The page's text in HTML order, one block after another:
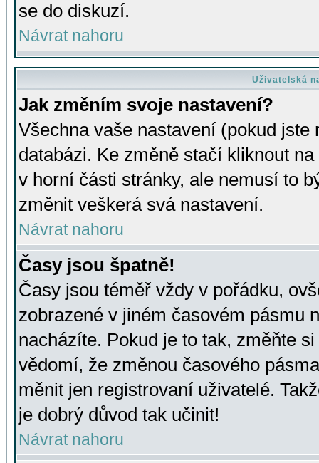
se do diskuzí.
Návrat nahoru
Uživatelská
Jak změním svoje nastavení?
Všechna vaše nastavení (pokud
databázi. Ke změně stačí kliknout
v horní části stránky, ale nemusí to
změnit veškerá svá nastavení.
Návrat nahoru
Časy jsou špatně!
Časy jsou téměř vždy v pořádku,
zobrazené v jiném časovém pásmu
nacházíte. Pokud je to tak, změňte
vědomí, že změnou časového
měnit jen registrovaní uživatelé.
je dobrý důvod tak učinit!
Návrat nahoru